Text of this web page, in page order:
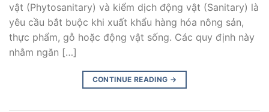
vật (Phytosanitary) và kiểm dịch động vật (Sanitary) là
yêu cầu bắt buộc khi xuất khẩu hàng hóa nông sản,
thực phẩm, gỗ hoặc động vật sống. Các quy định này
nhằm ngăn […]
CONTINUE READING →